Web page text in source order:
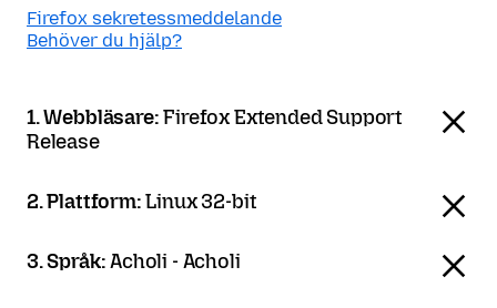
Firefox sekretessmeddelande
Behöver du hjälp?
1. Webbläsare:Firefox Extended Support
Release
2. Plattform:Linux 32-bit
3. Språk:Acholi - Acholi